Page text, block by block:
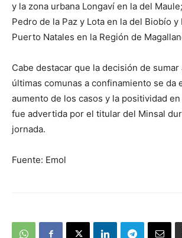
y la zona urbana Longaví en la del
Pedro de la Paz y Lota en la del Biobío
Puerto Natales en la Región de
Cabe destacar que la decisión de sumar
últimas comunas a confinamiento se da
aumento de los casos y la positividad en
fue advertida por el titular del Minsal
jornada.
Fuente: Emol